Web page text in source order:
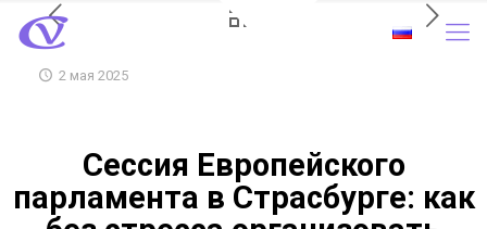
2 мая 2025
Сессия Европейского
парламента в Страсбурге: как